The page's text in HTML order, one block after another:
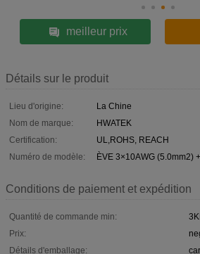
meilleur prix
Détails sur le produit
Lieu d'origine:
La Chine
Nom de marque:
HWATEK
Certification:
UL,ROHS, REACH
Numéro de modèle:
ÈVE 3×10AWG (5.0mm2)
Conditions de paiement et expédition
Quantité de commande min:
Prix:
Détails d'emballage: